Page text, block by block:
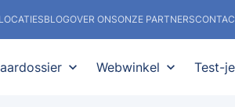
LOCATIESBLOGOVER ONSONZE PARTNERS
expand_more Webwinkel expand_more Test-